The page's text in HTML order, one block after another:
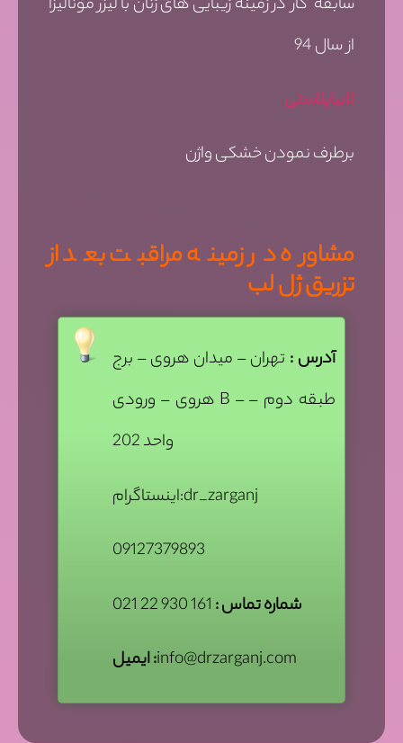
از سال 94
لابیاپلاستی
برطرف نمودن خشکی واژن
مشاوره در زمینه مراقبت بعد از
تزریق ژل لب
آدرس : تهران – میدان هروی – برج
هروی – ورودی B – طبقه دوم –
واحد 202
اینستاگرام:dr_zarganj
09127379893
شماره تماس :
ایمیل :info@drzarganj.com